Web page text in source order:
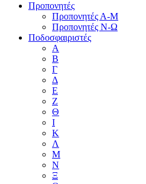
Προπονητές
Προπονητές Α-Μ
Προπονητές Ν-Ω
Ποδοσφαιριστές
Α
Β
Γ
Δ
Ε
Ζ
Θ
Ι
Κ
Λ
Μ
Ν
Ξ